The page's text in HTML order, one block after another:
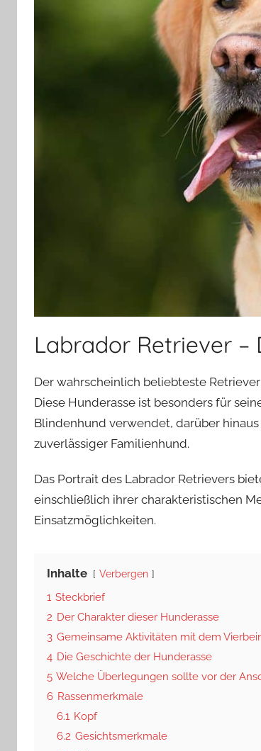
Labrador Retriever –
Der wahrscheinlich beliebteste
Diese Hunderasse ist besonders für
Blindenhund verwendet, darüber
zuverlässiger Familienhund.
Das Portrait des Labrador Retrievers
einschließlich ihrer charakteristischen
Einsatzmöglichkeiten.
Inhalte Verbergen
1 Steckbrief
2 Der Charakter dieser Hunderasse
3 Gemeinsame Aktivitäten mit dem
4 Die Geschichte der Hunderasse
5 Welche Überlegungen sollte vor der
6 Rassenmerkmale
6.1 Kopf
6.2 Gesichtsmerkmale